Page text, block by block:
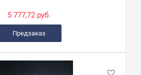
5 777,72 руб.
Предзаказ